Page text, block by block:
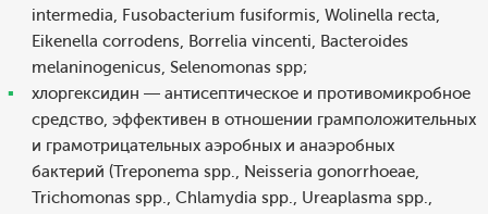
intermedia, Fusobacterium fusiformis, Wolinella recta,
Eikenella corrodens, Borrelia vincenti, Bacteroides
melaninogenicus, Selenomonas spp;
хлоргексидин — антисептическое и противомикробное
средство, эффективен в отношении грамположительных
и грамотрицательных аэробных и анаэробных
бактерий (Treponema spp., Neisseria gonorrhoeae,
Trichomonas spp., Chlamydia spp., Ureaplasma spp.,